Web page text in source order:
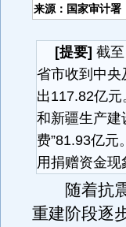
来源：国家审计署
[提要] 截
省市收到中央
出117.82亿
和新疆生产建
费”81.93亿
用捐赠资金现
随着抗震
重建阶段逐